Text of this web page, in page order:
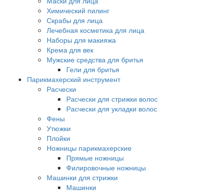
Химический пилинг
Скрабы для лица
Лечебная косметика для лица
Наборы для макияжа
Крема для век
Мужские средства для бритья
Гели для бритья
Парикмахерский инструмент
Расчески
Расчески для стрижки волос
Расчески для укладки волос
Фены
Утюжки
Плойки
Ножницы парикмахерские
Прямые ножницы
Филировочные ножницы
Машинки для стрижки
Машинки